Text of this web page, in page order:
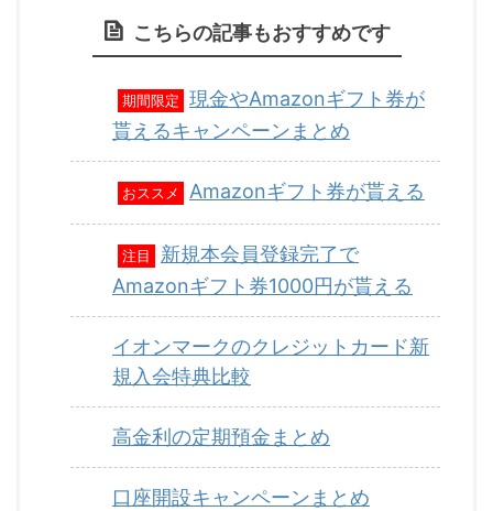
こちらの記事もおすすめです
期間限定
現金やAmazonギフト券が
貰えるキャンペーンまとめ
おススメ Amazonギフト券が貰える
注目
新規本会員登録完了で
Amazonギフト券1000円が貰える
イオンマークのクレジットカード新
規入会特典比較
高金利の定期預金まとめ
口座開設キャンペーンまとめ